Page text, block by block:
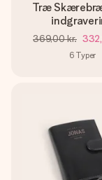
Træ
369,00 kr.
6 Typer